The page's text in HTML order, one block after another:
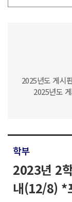
2025년도 게시
2025년도
학부
2023년 2
내(12/8) *